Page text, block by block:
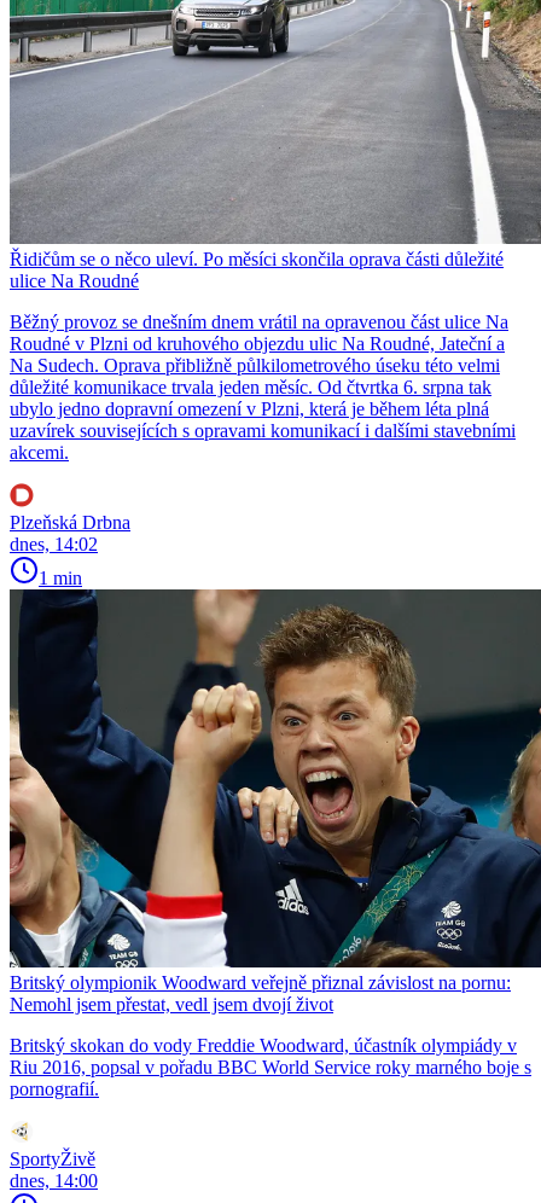
Řidičům se o něco uleví. Po měsíci skončila oprava části důležité
ulice Na Roudné
Běžný provoz se dnešním dnem vrátil na opravenou část ulice Na
Roudné v Plzni od kruhového objezdu ulic Na Roudné, Jateční a
Na Sudech. Oprava přibližně půlkilometrového úseku této velmi
důležité komunikace trvala jeden měsíc. Od čtvrtka 6. srpna tak
ubylo jedno dopravní omezení v Plzni, která je během léta plná
uzavírek souvisejících s opravami komunikací i dalšími stavebními
akcemi.
Plzeňská Drbna
dnes, 14:02
1 min
Britský olympionik Woodward veřejně přiznal závislost na pornu:
Nemohl jsem přestat, vedl jsem dvojí život
Britský skokan do vody Freddie Woodward, účastník olympiády v
Riu 2016, popsal v pořadu BBC World Service roky marného boje s
pornografií.
SportyŽivě
dnes, 14:00